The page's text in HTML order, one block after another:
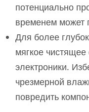
потенциально
временем может
Для более
мягкое
электроники.
чрезмерной
повредить